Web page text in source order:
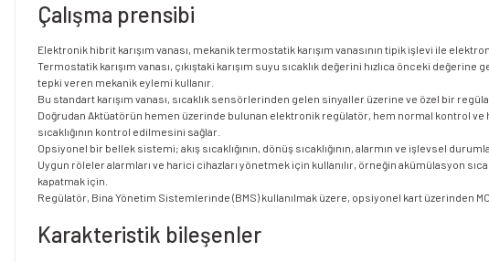
Çalışma prensibi
Elektronik hibrit karışım vanası, mekanik termostatik karışım vanasının tipik işlevi ile
Termostatik karışım vanası, çıkıştaki karışım suyu sıcaklık değerini hızlıca önceki
tepki veren mekanik eylemi kullanır.
Bu standart karışım vanası, sıcaklık sensörlerinden gelen sinyaller üzerine ve özel bir
Doğrudan Aktüatörün hemen üzerinde bulunan elektronik regülatör, hem normal kontrol
sıcaklığının kontrol edilmesini sağlar.
Opsiyonel bir bellek sistemi; akış sıcaklığının, dönüş sıcaklığının, alarmın ve işlevsel
Uygun röleler alarmları ve harici cihazları yönetmek için kullanılır, örneğin akümülasyon
kapatmak için.
Regülatör, Bina Yönetim Sistemlerinde (BMS) kullanılmak üzere, opsiyonel kart üzerinden
Karakteristik bileşenler